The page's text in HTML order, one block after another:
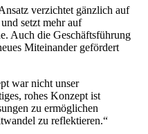
verzichtet gänzlich auf
setzt mehr auf
Auch die Geschäftsführung
Miteinander gefördert
war nicht unser
rohes Konzept ist
zu ermöglichen
zu reflektieren.“